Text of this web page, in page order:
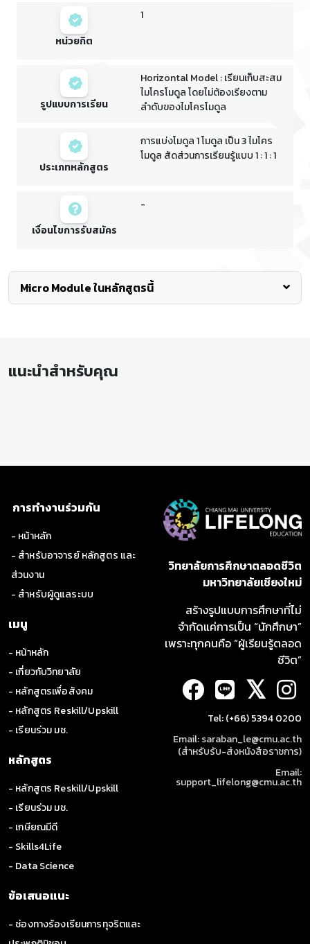
หน่วยกิต
1
รูปแบบการเรียน
Horizontal Model : เรียนเก็บสะสม
ไมโครโมดูล โดยไม่ต้องเรียงตาม
ลำดับของไมโครโมดูล
ประเภทหลักสูตร
การแบ่งโมดูล 1 โมดูล เป็น 3 ไมโคร
โมดูล สัดส่วนการเรียนรู้แบบ 1 : 1 : 1
เงื่อนไขการรับสมัคร
-
Micro Module ในหลักสูตรนี้
การประยุกต์องค์ความรู้เพื่อสร้างทางเลือกใน
การแก้ปัญหา
การนำเสนอแนวทางแก้ไขปัญหา
แนะนำสำหรับคุณ
การทำงานร่วมกัน
- หน้าหลัก
- สำหรับอาจารย์ หลักสูตร และ
ส่วนงาน
- สำหรับผู้ดูแลระบบ
เมนู
- หน้าหลัก
- เกี่ยวกับวิทยาลัย
- หลักสูตรเพื่อสังคม
- หลักสูตร Reskill/Upskill
- เรียนร่วม มช.
หลักสูตร
- หลักสูตร Reskill/Upskill
- เรียนร่วม มช.
- เกษียณมีดี
- Skills4Life
- Data Science
ข้อเสนอแนะ
- ช่องทางร้องเรียนการทุจริตและ
วิทยาลัยการศึกษาตลอดชีวิต
มหาวิทยาลัยเชียงใหม่
สร้างรูปแบบการศึกษาที่ไม่
จำกัดแค่การเป็น “นักศึกษา”
เพราะทุกคนคือ “ผู้เรียนรู้ตลอด
ชีวิต”
𝕏
Tel: (+66) 5394 0200
Email: saraban_le@cmu.ac.th
(สำหรับรับ-ส่งหนังสือราชการ)
Email:
support_lifelong@cmu.ac.th